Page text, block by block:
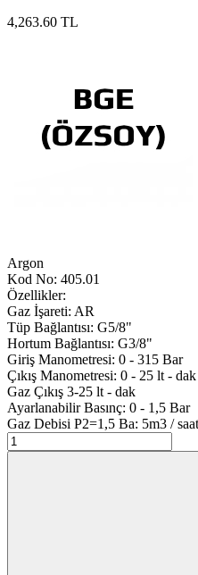
4,263.60 TL
Argon
Kod No: 405.01
Özellikler:
Gaz İşareti: AR
Tüp Bağlantısı: G5/8"
Hortum Bağlantısı: G3/8"
Giriş Manometresi: 0 - 315 Bar
Çıkış Manometresi: 0 - 25 lt - dak
Gaz Çıkış 3-25 lt - dak
Ayarlanabilir Basınç: 0 - 1,5 Bar
Gaz Debisi P2=1,5 Ba: 5m3 / saat